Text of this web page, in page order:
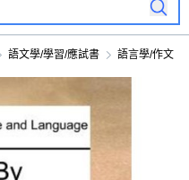
語文學/學習/應試書 語言學/作文